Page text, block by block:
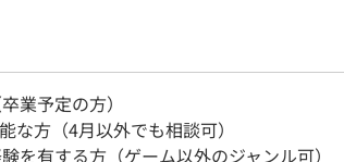
業予定の方）
な方（4月以外でも相談可）
を有する方（ゲーム以外のジャンル可）